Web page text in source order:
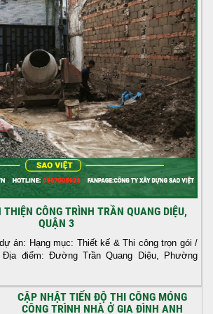
CÔNG TRÌNH TRẦN QUANG DIỆU,
QUẬN 3
án: Hạng mục: Thiết kế & Thi công trọn gói /
điểm: Đường Trần Quang Diệu, Phường
CẬP NHẬT TIẾN ĐỘ THI CÔNG MÓNG
CÔNG TRÌNH NHÀ Ở GIA ĐÌNH ANH